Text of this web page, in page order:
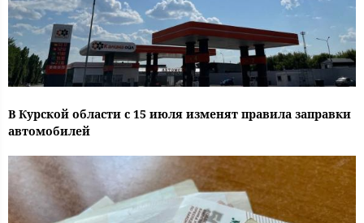
В Курской области с 15 июля изменят правила заправки
автомобилей